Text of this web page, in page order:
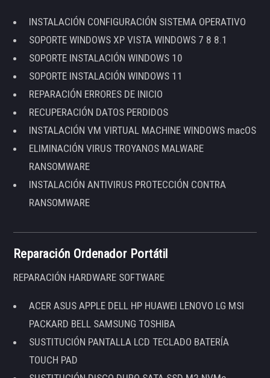
INSTALACIÓN CONFIGURACIÓN SISTEMA OPERATIVO
SOPORTE WINDOWS XP VISTA WINDOWS 7 8 8.1
SOPORTE INSTALACIÓN WINDOWS 10
SOPORTE INSTALACIÓN WINDOWS 11
REPARACIÓN ERRORES DE INICIO
RECUPERACIÓN DATOS PERDIDOS
INSTALACIÓN VM VIRTUAL MACHINE WINDOWS macOS
ELIMINACIÓN VIRUS TROYANOS MALWARE
RANSOMWARE
INSTALACIÓN ANTIVIRUS PROTECCIÓN CONTRA
RANSOMWARE
Reparación Ordenador Portátil
REPARACIÓN HARDWARE SOFTWARE
ACER ASUS APPLE DELL HP HUAWEI LENOVO LG MSI
PACKARD BELL SAMSUNG TOSHIBA
SUSTITUCIÓN PANTALLA LCD TECLADO BATERÍA
TOUCH PAD